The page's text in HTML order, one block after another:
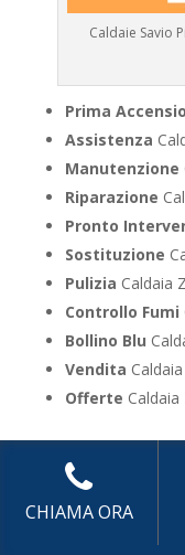
Caldaie Savio
Prima
Assistenza
Manutenzione
Riparazione
Pronto
Sostituzione
Pulizia Caldaia
Controllo Fumi
Bollino Blu
Vendita
Offerte
UTILIZZA IL
CHIAMA ORA